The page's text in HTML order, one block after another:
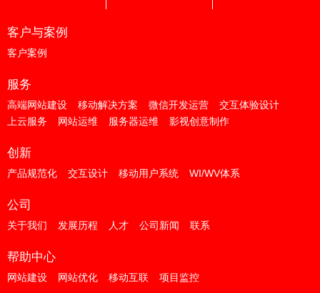
客户与案例
客户案例
服务
高端网站建设 移动解决方案 微信开发运营
交互体验设计
上云服务
网站运维 服务器运维 影视创意制作
创新
产品规范化 交互设计 移动用户系统 WI/WV体系
公司
关于我们 发展历程 人才 公司新闻 联系
帮助中心
网站建设 网站优化 移动互联 项目监控